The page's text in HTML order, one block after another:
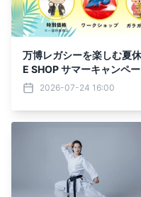
万博レガシーを楽しむ夏
E SHOP サマーキャンペ
催
2026-07-24 16:00